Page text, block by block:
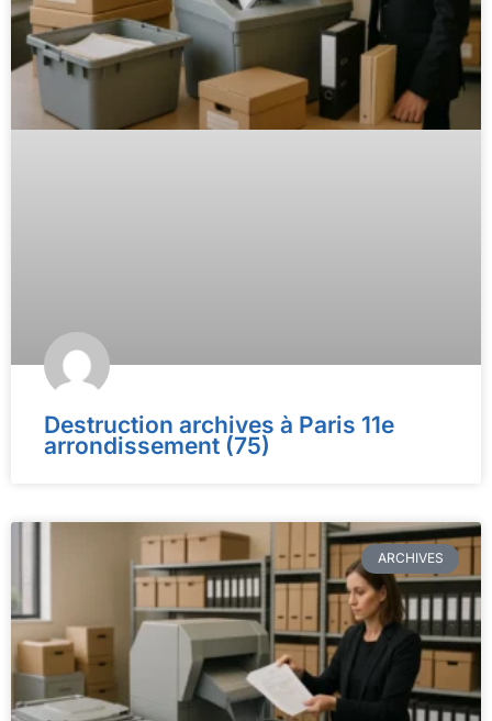
Destruction archives à Paris 11e
arrondissement (75)
ARCHIVES